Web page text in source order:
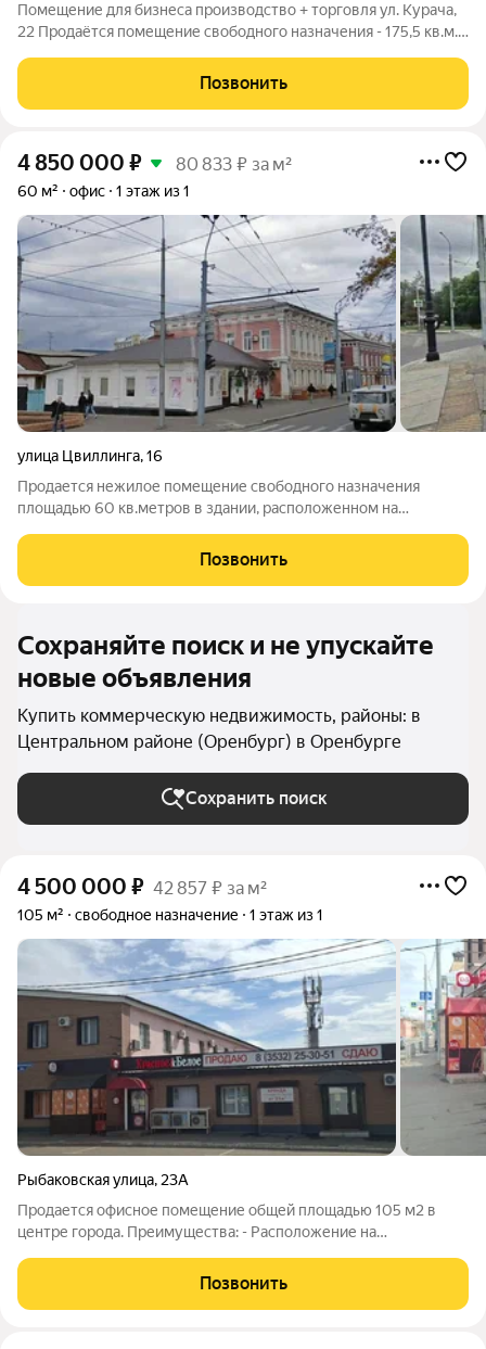
Помещение для бизнеса производство + торговля ул. Курача,
22 Продаётся помещение свободного назначения - 175,5 кв.м.
в помещении: пекарня, производство полуфабрикатов,
магазин, кабинеты
Позвонить
4 850 000 ₽ 80 833 ₽ за м²
60 м² офис 1 этаж из 1
улица Цвиллинга,16
Продается нежилое помещение свободного назначения
площадью 60 кв.метров в здании, расположенном на
Оренбурга: Цвиллинга и Постникова, вход со стороны улицы
Цвиллинга через оборудованный тамбур и со
Позвонить
Сохраняйте поиск и не упускайте
новые объявления
Купить коммерческую недвижимость, районы: в
Центральном районе (Оренбург) в Оренбурге
Сохранить поиск
4 500 000 ₽ 42 857 ₽ за м²
105 м² свободное назначение 1 этаж из 1
Рыбаковская улица, 23А
Продается офисное помещение общей площадью 105 м2 в
центре города. Преимущества: - Расположение на
коммуникациями (в необходимых объемах); - Не жилой дом; -
Свободная планировка; - Помещение
Позвонить